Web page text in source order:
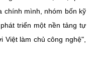
chính mình, nhóm bốn kỹ
triển một nền tảng tự
Việt làm chủ công nghệ",